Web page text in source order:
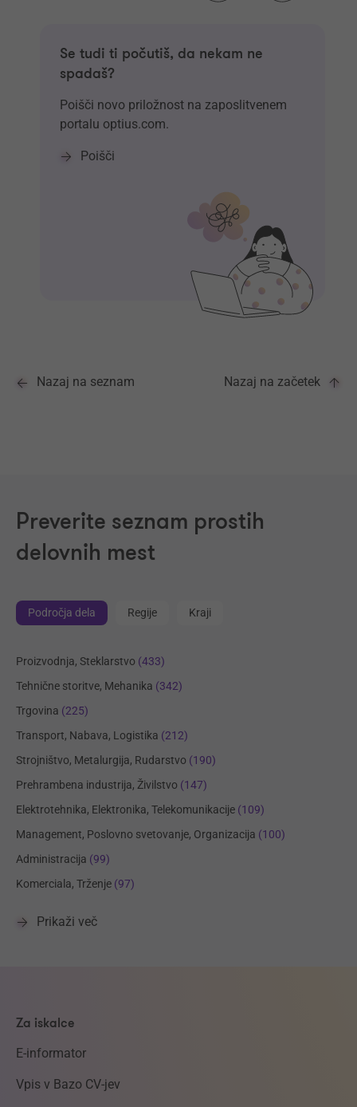
Se tudi ti počutiš, da nekam ne
spadaš?
Poišči novo priložnost na zaposlitvenem
portalu optius.com.
Poišči
Nazaj na seznam Nazaj na začetek
Preverite seznam prostih
delovnih mest
Področja dela Regije Kraji
Proizvodnja, Steklarstvo (433)
Tehnične storitve, Mehanika (342)
Trgovina (225)
Transport, Nabava, Logistika (212)
Strojništvo, Metalurgija, Rudarstvo (190)
Prehrambena industrija, Živilstvo (147)
Elektrotehnika, Elektronika, Telekomunikacije (109)
Management, Poslovno svetovanje, Organizacija (100)
Administracija (99)
Komerciala, Trženje (97)
Prikaži več
Za iskalce
E-informator
Vpis v Bazo CV-jev